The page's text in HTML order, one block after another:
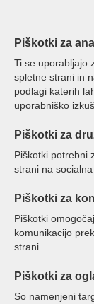
POS
Piškotki za
Ti se uporabljajo
spletne strani in
podlagi katerih
uporabniško
Piškotki za
Piškotki potrebni
strani na socialna
Piškotki za
Piškotki
komunikacijo
strani.
Piškotki za
So namenjeni